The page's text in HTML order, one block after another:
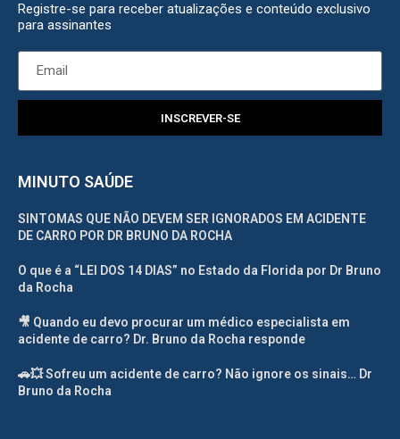
Registre-se para receber atualizações e conteúdo exclusivo
para assinantes
INSCREVER-SE
MINUTO SAÚDE
SINTOMAS QUE NÃO DEVEM SER IGNORADOS EM ACIDENTE
DE CARRO POR DR BRUNO DA ROCHA
O que é a “LEI DOS 14 DIAS” no Estado da Florida por Dr Bruno
da Rocha
🎥 Quando eu devo procurar um médico especialista em
acidente de carro? Dr. Bruno da Rocha responde
🚗💥 Sofreu um acidente de carro? Não ignore os sinais… Dr
Bruno da Rocha